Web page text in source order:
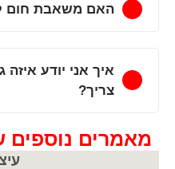
האם משאבת חום
איך אני יודע
צריך?
מאמרים נוספים